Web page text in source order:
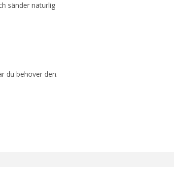
sänder naturlig
du behöver den.